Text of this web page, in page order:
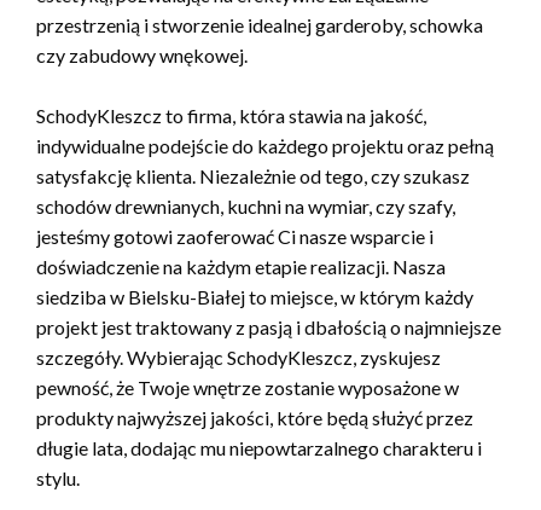
przestrzenią i stworzenie idealnej garderoby, schowka
czy zabudowy wnękowej.
SchodyKleszcz to firma, która stawia na jakość,
indywidualne podejście do każdego projektu oraz pełną
satysfakcję klienta. Niezależnie od tego, czy szukasz
schodów drewnianych, kuchni na wymiar, czy szafy,
jesteśmy gotowi zaoferować Ci nasze wsparcie i
doświadczenie na każdym etapie realizacji. Nasza
siedziba w Bielsku-Białej to miejsce, w którym każdy
projekt jest traktowany z pasją i dbałością o najmniejsze
szczegóły. Wybierając SchodyKleszcz, zyskujesz
pewność, że Twoje wnętrze zostanie wyposażone w
produkty najwyższej jakości, które będą służyć przez
długie lata, dodając mu niepowtarzalnego charakteru i
stylu.